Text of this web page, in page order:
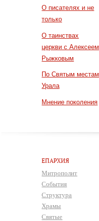
О писателях и не
только
О таинствах
церкви с Алексеем
Рыжковым
По Святым местам
Урала
Мнение поколения
ЕПАРХИЯ
Митрополит
События
Структура
Храмы
Святые